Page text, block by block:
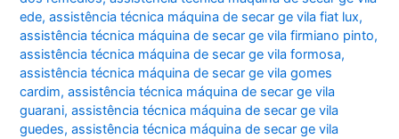
ede,assistência técnica máquina de secar ge vila fiat lux,
assistência técnica máquina de secar ge vila firmiano pinto,
assistência técnica máquina de secar ge vila formosa,
assistência técnica máquina de secar ge vila gomes
cardim,assistência técnica máquina de secar ge vila
guarani,assistência técnica máquina de secar ge vila
guedes,assistência técnica máquina de secar ge vila